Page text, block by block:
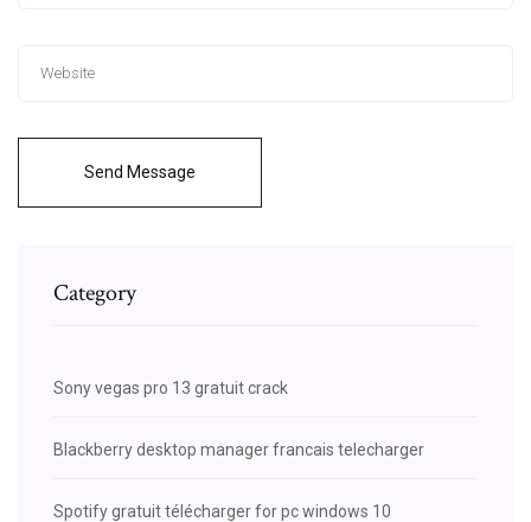
Send Message
Category
Sony vegas pro 13 gratuit crack
Blackberry desktop manager francais telecharger
Spotify gratuit télécharger for pc windows 10